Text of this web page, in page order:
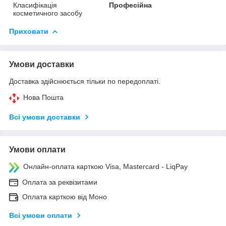
Класифікація
косметичного засобу
Професійна
Приховати
Умови доставки
Доставка здійснюється тільки по передоплаті.
Нова Пошта
Всі умови доставки
Умови оплати
Онлайн-оплата карткою Visa, Mastercard - LiqPay
Оплата за реквізитами
Оплата карткою від Моно
Всі умови оплати